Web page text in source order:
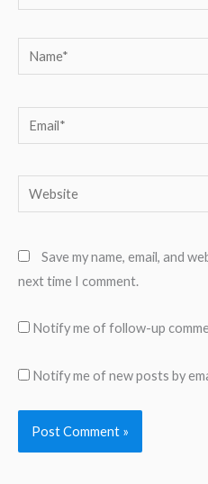
Name*
Email*
Website
Save my name, email, and
next time I comment.
Notify me of follow-up
Notify me of new posts by